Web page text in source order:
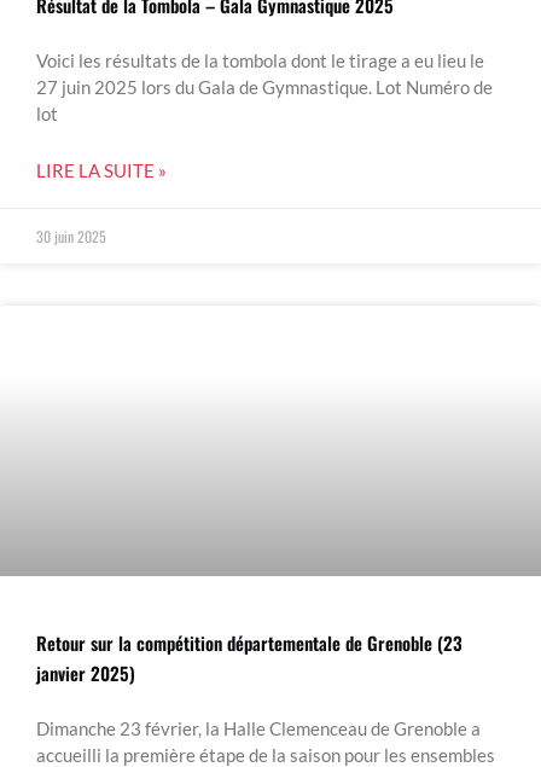
Voici les résultats de la tombola dont le tirage a eu lieu le
27 juin 2025 lors du Gala de Gymnastique. Lot Numéro de
lot
LIRE LA SUITE »
30 juin 2025
Retour sur la compétition départementale de Grenoble (23
janvier 2025)
Dimanche 23 février, la Halle Clemenceau de Grenoble a
accueilli la première étape de la saison pour les ensembles